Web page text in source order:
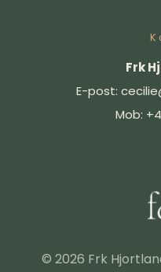
Frk
E-post:
Mob:
© 2026 Frk